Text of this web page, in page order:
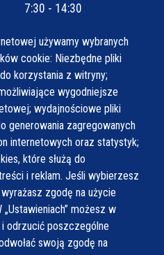
używamy wybranych
cookie: Niezbędne pliki
korzystania z witryny;
wygodniejsze
wydajnościowe pliki
generowania zagregowanych
internetowych oraz statystyk;
które służą do
i reklam. Jeśli wybierzesz
wyrażasz zgodę na użycie
możesz w
odrzucić poszczególne
swoją zgodę na
7:30 - 14:30